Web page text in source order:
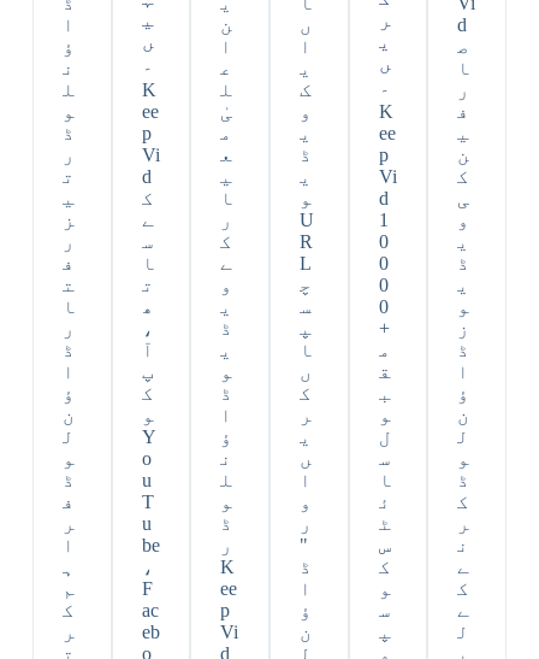
d
ص
ا
ر
ف
ی
ن
ک
ی
و
ی
ڈ
ی
و
ز
ڈ
ا
ؤ
ن
ل
و
ڈ
ک
ر
ن
ے
ک
ے
ل
ی
ر
ی
ں
K
ee
p
Vi
d
1
0
0
0
0
+
م
ق
ب
و
ل
س
ا
ئ
ٹ
س
ک
و
س
پ
و
ں
ا
ی
ک
و
ی
ڈ
ی
و
U
R
L
چ
س
پ
ا
ں
ک
ر
ی
ں
ا
و
ر
"
ڈ
ا
ؤ
ن
ل
ن
ا
ع
ل
یٰ
م
ع
ی
ا
ر
ک
ے
و
ی
ڈ
ی
و
ڈ
ا
ؤ
ن
ل
و
ڈ
ر
K
ee
p
Vi
d
ی
ں
K
ee
p
Vi
d
ک
ے
س
ا
ت
ھ
،
آ
پ
ک
و
Y
o
u
T
u
be
،
F
ac
eb
o
ا
ؤ
ن
ل
و
ڈ
ر
ت
ی
ز
ر
ف
ت
ا
ر
ڈ
ا
ؤ
ن
ل
و
ڈ
ف
ر
ا
ہ
م
ک
ر
ت